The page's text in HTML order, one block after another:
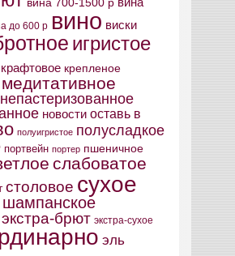
вина 700-1500 р вина
до 600 р вино виски
игристое
крафтовое крепленое
медитативное
непастеризованное
новости оставь в
полуигристое полусладкое
портвейн портер пшеничное
слабоватое
столовое сухое
шампанское
экстра-брют экстра-сухое
эль